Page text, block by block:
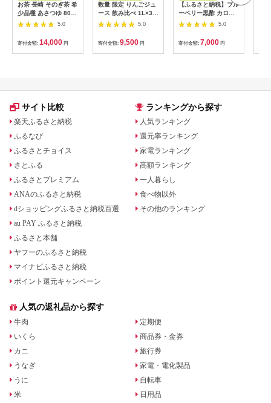
お茶 長崎 そのぎ茶 希
少品種 あさつゆ 80g
2袋 [茶友 長崎県 東彼
hs42bag430000] ち
ゃ 茶 おちゃ お茶
5.0
寄付金額: 14,000 円
数量 限定 りんごジュ
ース 飲み比べ 1L×3本
青森 ストレート ジュ
ース セット megumi
farm 青森県 鰺ヶ沢町
産 サンふじ 王林 サン
ジョナ りんご リンゴ
5.0
寄付金額: 9,500 円
【ふるさと納税】ブル
ーベリー黒酢 カロリ
ーゼロ1L 6本
5.0
寄付金額: 7,000 円
サイト比較
楽天ふるさと納税
ふるなび
ふるさとチョイス
さとふる
ふるさとプレミアム
ANAのふるさと納税
dショッピングふるさと納税百選
au PAY ふるさと納税
ふるさと本舗
ヤフーのふるさと納税
マイナビふるさと納税
ポイント還元キャンペーン
ランキングから探す
人気ランキング
還元率ランキング
家電ランキング
高額ランキング
一人暮らし
食べ物以外
その他のランキング
人気の返礼品から探す
牛肉
いくら
カニ
うなぎ
うに
米
定期便
商品券・金券
旅行券
家電・電化製品
自転車
日用品